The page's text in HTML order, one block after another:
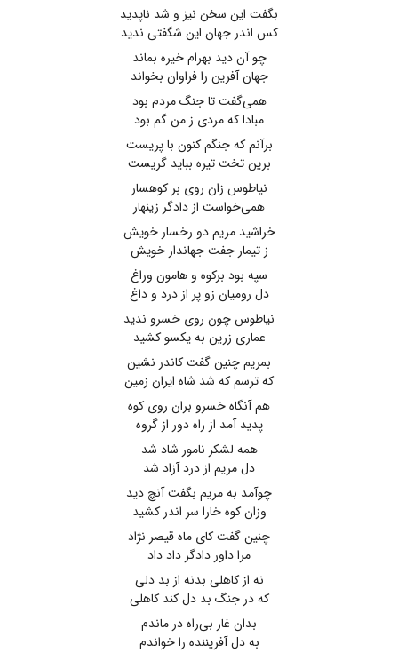
بگفت این سخن نیز و شد ناپدید
کس اندر جهان این شگفتی ندید
چو آن دید بهرام خیره بماند
جهان آفرین را فراوان بخواند
همی‌گفت تا جنگ مردم بود
مبادا که مردی ز من گم بود
برآنم که جنگم کنون با پریست
برین تخت تیره بباید گریست
نیاطوس زان روی بر کوهسار
همی‌خواست از دادگر زینهار
خراشید مریم دو رخسار خویش
ز تیمار جفت جهاندار خویش
سپه بود برکوه و هامون وراغ
دل رومیان زو پر از درد و داغ
نیاطوس چون روی خسرو ندید
عماری زرین به یکسو کشید
بمریم چنین گفت کاندر نشین
که ترسم که شد شاه ایران زمین
هم آنگاه خسرو بران روی کوه
پدید آمد از راه دور از گروه
همه لشکر نامور شاد شد
دل مریم از درد آزاد شد
چوآمد به مریم بگفت آنچ دید
وزان کوه خارا سر اندر کشید
چنین گفت کای ماه قیصر نژاد
مرا داور دادگر داد داد
نه از کاهلی بدنه از بد دلی
که در جنگ بد دل کند کاهلی
بدان غار بی‌راه در ماندم
به دل آفریننده را خواندم